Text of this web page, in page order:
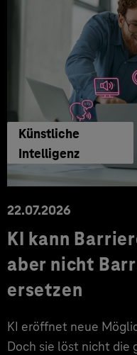
Künstliche
Intelligenz
22.07.2026
KI kann
aber nicht
ersetzen
KI eröffnet neue
Doch sie löst nicht die